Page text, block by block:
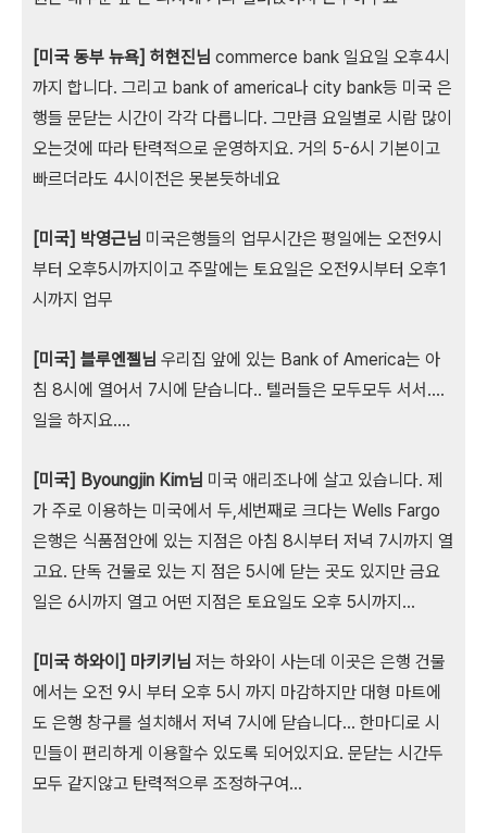
[미국 동부 뉴욕] 허현진님 commerce bank 일요일 오후4시
까지 합니다. 그리고 bank of america나 city bank등 미국 은
행들 문닫는 시간이 각각 다릅니다. 그만큼 요일별로 시람 많이
오는것에 따라 탄력적으로 운영하지요. 거의 5-6시 기본이고
빠르더라도 4시이전은 못본듯하네요
[미국] 박영근님 미국은행들의 업무시간은 평일에는 오전9시
부터 오후5시까지이고 주말에는 토요일은 오전9시부터 오후1
시까지 업무
[미국] 블루엔젤님 우리집 앞에 있는 Bank of America는 아
침 8시에 열어서 7시에 닫습니다.. 텔러들은 모두모두 서서....
일을 하지요....
[미국] Byoungjin Kim님 미국 애리조나에 살고 있습니다. 제
가 주로 이용하는 미국에서 두,세번째로 크다는 Wells Fargo
은행은 식품점안에 있는 지점은 아침 8시부터 저녁 7시까지 열
고요. 단독 건물로 있는 지 점은 5시에 닫는 곳도 있지만 금요
일은 6시까지 열고 어떤 지점은 토요일도 오후 5시까지...
[미국 하와이] 마키키님 저는 하와이 사는데 이곳은 은행 건물
에서는 오전 9시 부터 오후 5시 까지 마감하지만 대형 마트에
도 은행 창구를 설치해서 저녁 7시에 닫습니다... 한마디로 시
민들이 편리하게 이용할수 있도록 되어있지요. 문닫는 시간두
모두 같지않고 탄력적으루 조정하구여...